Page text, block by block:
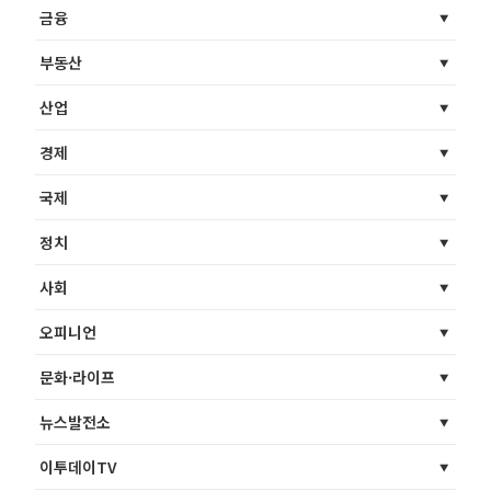
금융
부동산
산업
경제
국제
정치
사회
오피니언
문화·라이프
뉴스발전소
이투데이TV